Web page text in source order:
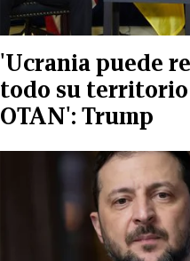
'Ucrania puede
todo su territorio
OTAN': Trump